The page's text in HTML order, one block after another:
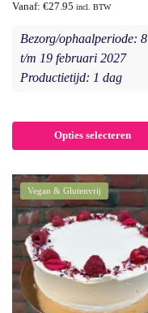
Vanaf: €27.95 incl. BTW
Bezorg/ophaalperiode: 8
t/m 19 februari 2027
Productietijd: 1 dag
Opties selecteren
Vegan & Glutenvrij